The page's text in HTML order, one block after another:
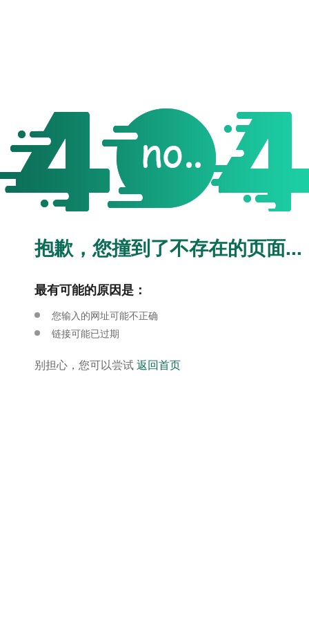
抱歉，您撞到了不存在的页面...
最有可能的原因是：
您输入的网址可能不正确
链接可能已过期
别担心，您可以尝试返回首页